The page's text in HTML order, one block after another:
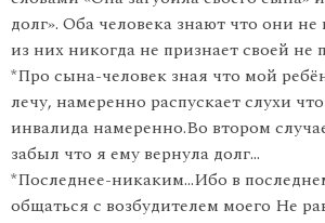
долг». Оба человека знают что они
из них никогда не признает своей не
*Про сына-человек зная что мой
лечу, намеренно распускает слухи
инвалида намеренно.Во втором
забыл что я ему вернула долг…
*Последнее-никаким…Ибо в
общаться с возбудителем моего Не